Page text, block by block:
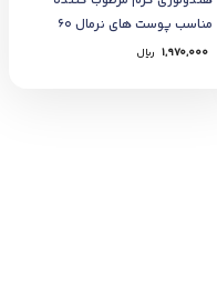
مناسب پوست های نرمال 60
میل
1,970,000 ﷼